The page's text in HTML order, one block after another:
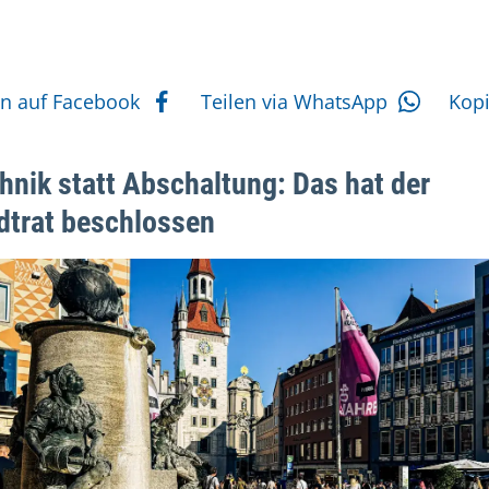
Aktionen
auf Facebook Teilen via WhatsApp
statt Abschaltung: Das hat der
beschlossen